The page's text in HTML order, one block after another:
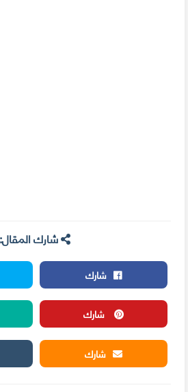
شارك المقال:
شارك
شارك
شارك